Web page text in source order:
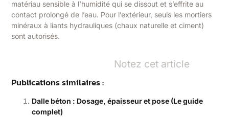
matériau sensible à l’humidité qui se dissout et s’effrite au
contact prolongé de l’eau. Pour l’extérieur, seuls les mortiers
minéraux à liants hydrauliques (chaux naturelle et ciment)
sont autorisés.
Notez cet article
Publications similaires :
Dalle béton : Dosage, épaisseur et pose (Le guide
complet)